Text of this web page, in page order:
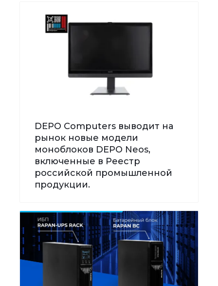
DEPO Computers выводит на
рынок новые модели
моноблоков DEPO Neos,
включенные в Реестр
российской промышленной
продукции.